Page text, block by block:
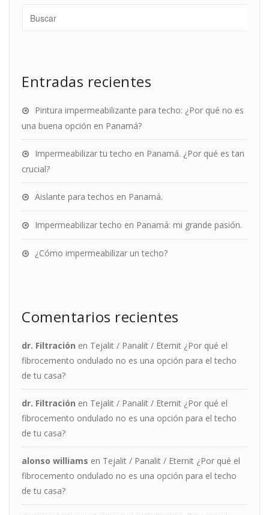
Entradas recientes
Pintura impermeabilizante para techo: ¿Por qué no es
una buena opción en Panamá?
Impermeabilizar tu techo en Panamá. ¿Por qué es tan
crucial?
Aislante para techos en Panamá.
Impermeabilizar techo en Panamá: mi grande pasión.
¿Cómo impermeabilizar un techo?
Comentarios recientes
dr. Filtración en Tejalit / Panalit / Eternit ¿Por qué el
fibrocemento ondulado no es una opción para el techo
de tu casa?
dr. Filtración en Tejalit / Panalit / Eternit ¿Por qué el
fibrocemento ondulado no es una opción para el techo
de tu casa?
alonso williams en Tejalit / Panalit / Eternit ¿Por qué el
fibrocemento ondulado no es una opción para el techo
de tu casa?